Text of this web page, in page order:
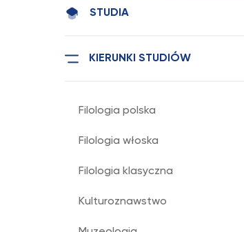
STUDIA
KIERUNKI STUDIÓW
Filologia polska
Filologia włoska
Filologia klasyczna
Kulturoznawstwo